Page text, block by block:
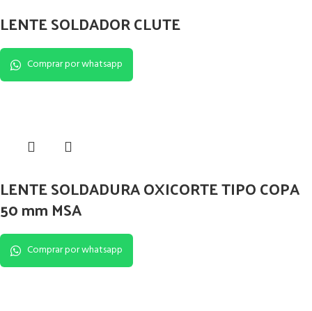
LENTE SOLDADOR CLUTE
Comprar por whatsapp
LENTE SOLDADURA OXICORTE TIPO COPA
50 mm MSA
Comprar por whatsapp